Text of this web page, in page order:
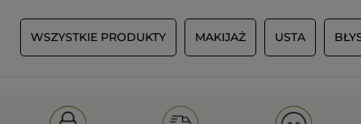
WSZYSTKIE PRODUKTY MAKIJAŻ USTA